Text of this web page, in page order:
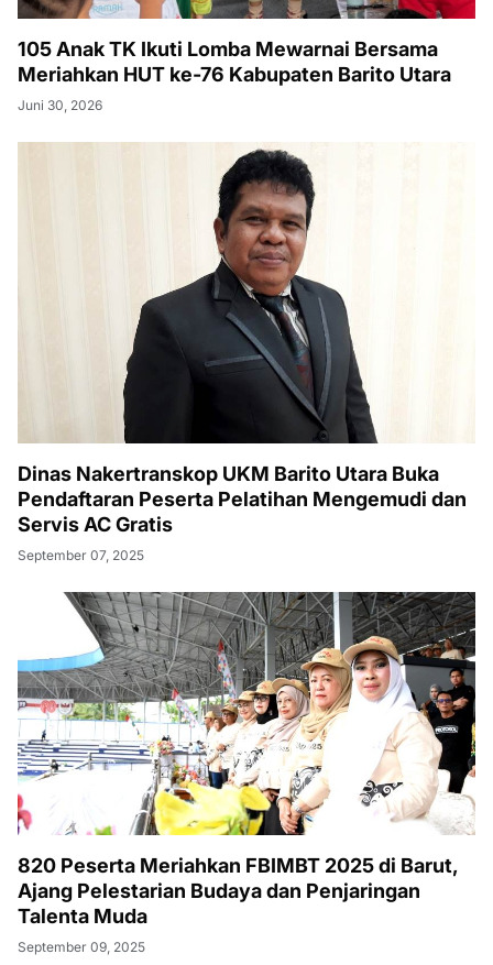
105 Anak TK Ikuti Lomba Mewarnai Bersama
Meriahkan HUT ke-76 Kabupaten Barito Utara
Juni 30, 2026
Dinas Nakertranskop UKM Barito Utara Buka
Pendaftaran Peserta Pelatihan Mengemudi dan
Servis AC Gratis
September 07, 2025
820 Peserta Meriahkan FBIMBT 2025 di Barut,
Ajang Pelestarian Budaya dan Penjaringan
Talenta Muda
September 09, 2025